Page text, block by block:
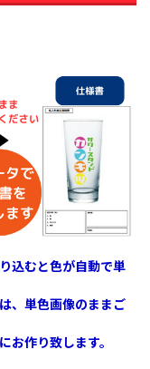
込むと色が自動で単
、単色画像のままご
お作り致します。